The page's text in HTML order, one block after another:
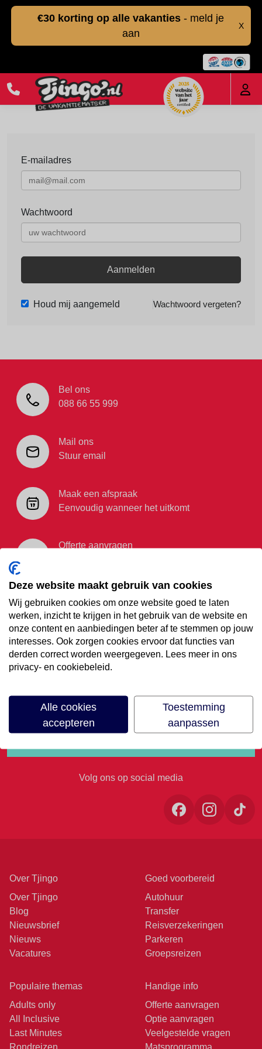
€30 korting op alle vakanties - meld je
aan
X
E-mailadres
Wachtwoord
Aanmelden
Houd mij aangemeld Wachtwoord vergeten?
Bel ons
088 66 55 999
Mail ons
Stuur email
Maak een afspraak
Eenvoudig wanneer het uitkomt
Offerte aanvragen
€35,- korting op je
volgende vakantie
Meld je aan voor onze nieuwsbrief
Volg ons op social media
Over Tjingo
Over Tjingo
Blog
Nieuwsbrief
Nieuws
Vacatures
Goed voorbereid
Autohuur
Transfer
Reisverzekeringen
Parkeren
Groepsreizen
Populaire themas
Adults only
All Inclusive
Last Minutes
Rondreizen
Handige info
Offerte aanvragen
Optie aanvragen
Veelgestelde vragen
Matsprogramma
Deze website maakt gebruik van cookies
Wij gebruiken cookies om onze website goed te laten
werken, inzicht te krijgen in het gebruik van de website en
onze content en aanbiedingen beter af te stemmen op jouw
interesses. Ook zorgen cookies ervoor dat functies van
derden correct worden weergegeven. Lees meer in ons
privacy- en cookiebeleid.
Alle cookies
accepteren
Toestemming
aanpassen